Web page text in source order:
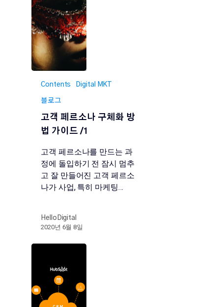
Contents Digital MKT
블로그
고객 페르소나 구체화 방
법 가이드 /1
고객 페르소나를 만드는 과
정에 돌입하기 전 잠시 멈추
고 잘 만들어진 고객 페르소
나가 사업, 특히 마케팅…
HelloDigital
2020년 6월 8일